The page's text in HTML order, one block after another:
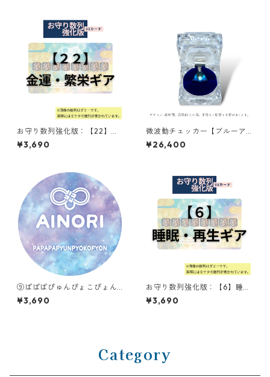
お守り数列強化版：【22】金
運・繁栄ギア
¥3,690
微波動チェッカー【ブルーア
トランティカ】
¥26,400
⑨ぱぱぱぴゅんぴょこぴょん
（PAPAPAPYUNPYOKOPYO
N）
¥3,690
お守り数列強化版：【6】睡
眠・再生ギア
¥3,690
Category